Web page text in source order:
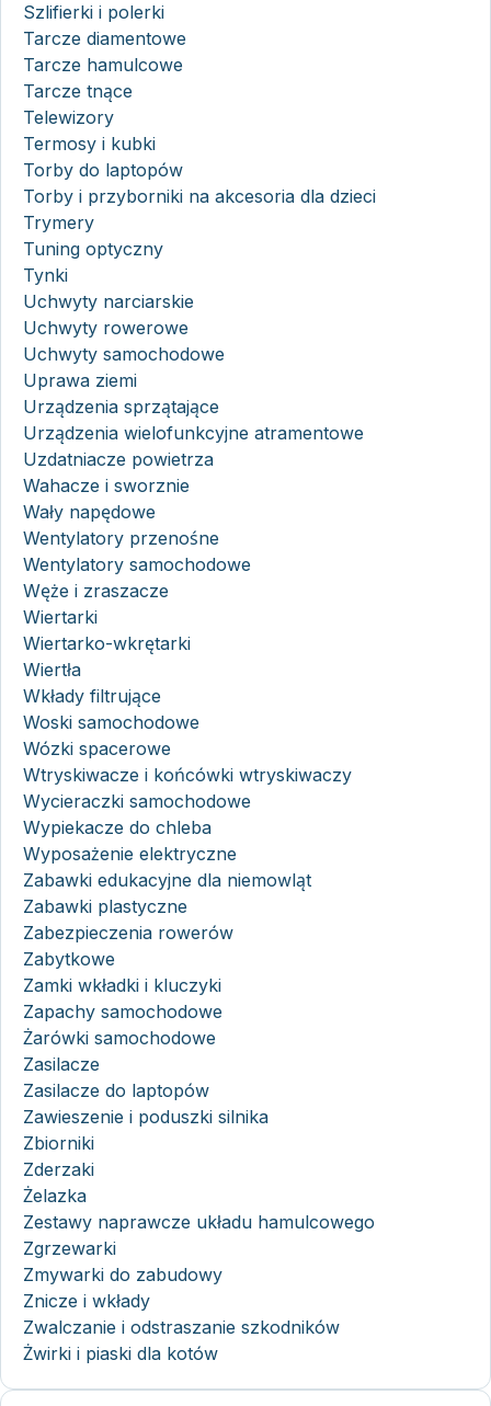
Szlifierki i polerki
Tarcze diamentowe
Tarcze hamulcowe
Tarcze tnące
Telewizory
Termosy i kubki
Torby do laptopów
Torby i przyborniki na akcesoria dla dzieci
Trymery
Tuning optyczny
Tynki
Uchwyty narciarskie
Uchwyty rowerowe
Uchwyty samochodowe
Uprawa ziemi
Urządzenia sprzątające
Urządzenia wielofunkcyjne atramentowe
Uzdatniacze powietrza
Wahacze i sworznie
Wały napędowe
Wentylatory przenośne
Wentylatory samochodowe
Węże i zraszacze
Wiertarki
Wiertarko-wkrętarki
Wiertła
Wkłady filtrujące
Woski samochodowe
Wózki spacerowe
Wtryskiwacze i końcówki wtryskiwaczy
Wycieraczki samochodowe
Wypiekacze do chleba
Wyposażenie elektryczne
Zabawki edukacyjne dla niemowląt
Zabawki plastyczne
Zabezpieczenia rowerów
Zabytkowe
Zamki wkładki i kluczyki
Zapachy samochodowe
Żarówki samochodowe
Zasilacze
Zasilacze do laptopów
Zawieszenie i poduszki silnika
Zbiorniki
Zderzaki
Żelazka
Zestawy naprawcze układu hamulcowego
Zgrzewarki
Zmywarki do zabudowy
Znicze i wkłady
Zwalczanie i odstraszanie szkodników
Żwirki i piaski dla kotów